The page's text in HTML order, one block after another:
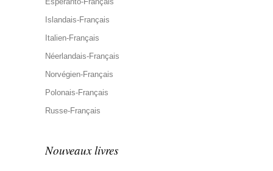
Islandais-Français
Italien-Français
Néerlandais-Français
Norvégien-Français
Polonais-Français
Russe-Français
Nouveaux livres